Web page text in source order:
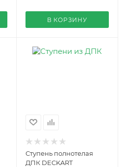
В КОРЗИНУ
Ступень полнотелая
ДПК DECKART